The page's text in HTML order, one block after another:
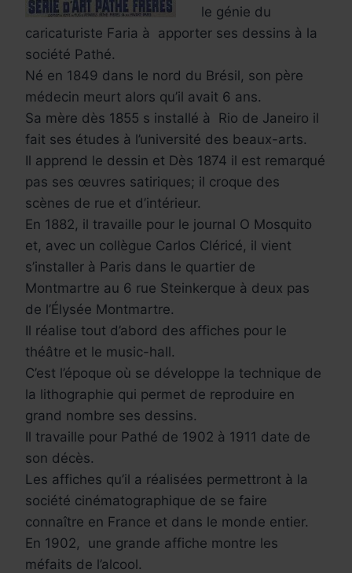
le génie du
caricaturiste Faria à apporter ses dessins à la
société Pathé.
Né en 1849 dans le nord du Brésil, son père
médecin meurt alors qu’il avait 6 ans.
Sa mère dès 1855 s installé à Rio de Janeiro il
fait ses études à l’université des beaux-arts.
Il apprend le dessin et Dès 1874 il est remarqué
pas ses œuvres satiriques; il croque des
scènes de rue et d’intérieur.
En 1882, il travaille pour le journal O Mosquito
et, avec un collègue Carlos Cléricé, il vient
s’installer à Paris dans le quartier de
Montmartre au 6 rue Steinkerque à deux pas
de l’Élysée Montmartre.
Il réalise tout d’abord des affiches pour le
théâtre et le music-hall.
C’est l’époque où se développe la technique de
la lithographie qui permet de reproduire en
grand nombre ses dessins.
Il travaille pour Pathé de 1902 à 1911 date de
son décès.
Les affiches qu’il a réalisées permettront à la
société cinématographique de se faire
connaître en France et dans le monde entier.
En 1902, une grande affiche montre les
méfaits de l’alcool.